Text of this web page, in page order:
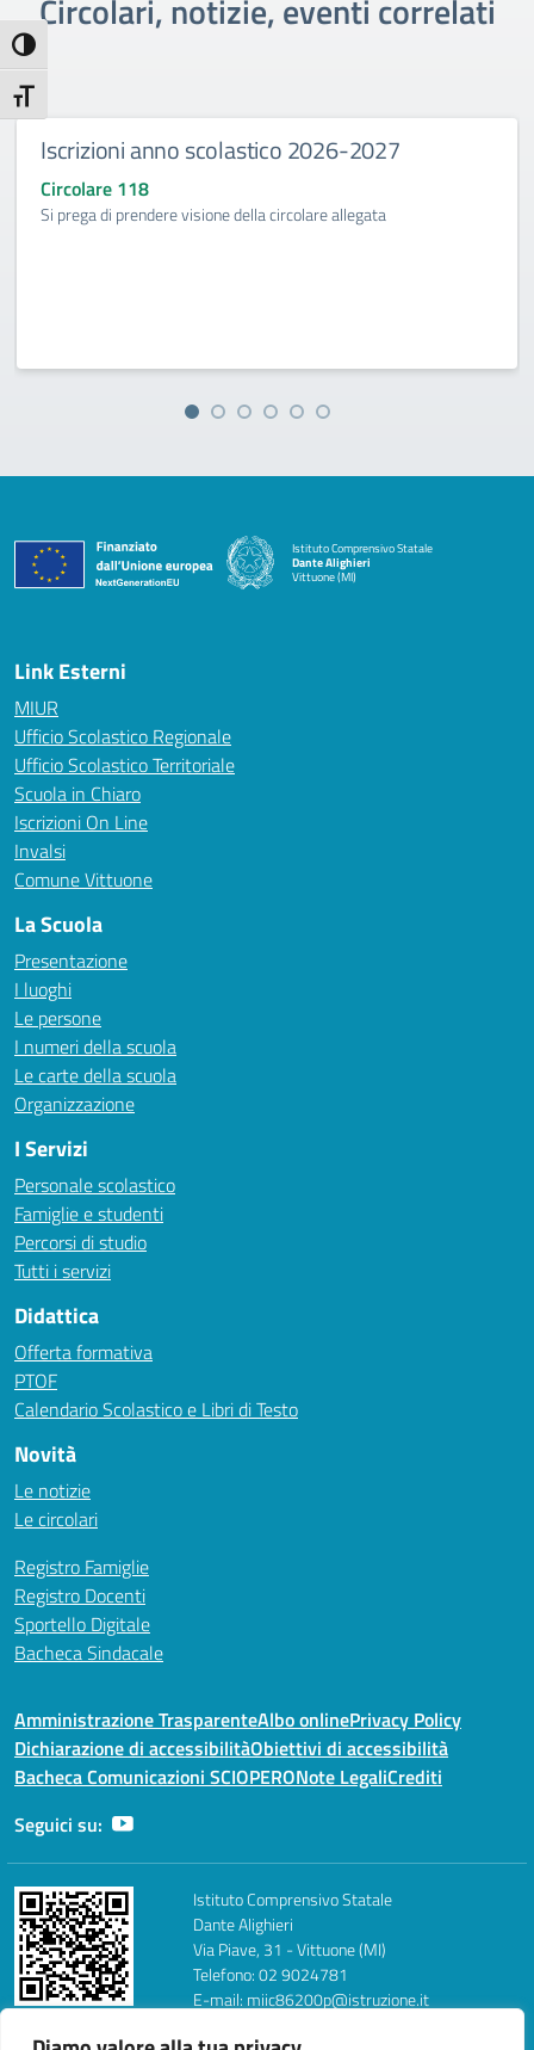
Attiva/disattiva alto contrasto
Attiva/disattiva dimensione testo
Circolari, notizie, eventi correlati
Iscrizioni anno scolastico 2026-2027
Circolare 118
Si prega di prendere visione della circolare allegata
Istituto Comprensivo Statale
Dante Alighieri
Vittuone (MI)
— Visita la pagina iniziale della scuola
Link Esterni
MIUR
Ufficio Scolastico Regionale
Ufficio Scolastico Territoriale
Scuola in Chiaro
Iscrizioni On Line
Invalsi
Comune Vittuone
La Scuola
Presentazione
I luoghi
Le persone
I numeri della scuola
Le carte della scuola
Organizzazione
I Servizi
Personale scolastico
Famiglie e studenti
Percorsi di studio
Tutti i servizi
Didattica
Offerta formativa
PTOF
Calendario Scolastico e Libri di Testo
Novità
Le notizie
Le circolari
Registro Famiglie
Registro Docenti
Sportello Digitale
Bacheca Sindacale
Amministrazione TrasparenteAlbo onlinePrivacy Policy
Dichiarazione di accessibilitàObiettivi di accessibilità
Bacheca Comunicazioni SCIOPERONote LegaliCrediti
Seguici su:
Istituto Comprensivo Statale
Dante Alighieri
Via Piave, 31 - Vittuone (MI)
Telefono: 02 9024781
E-mail: miic86200p@istruzione.it